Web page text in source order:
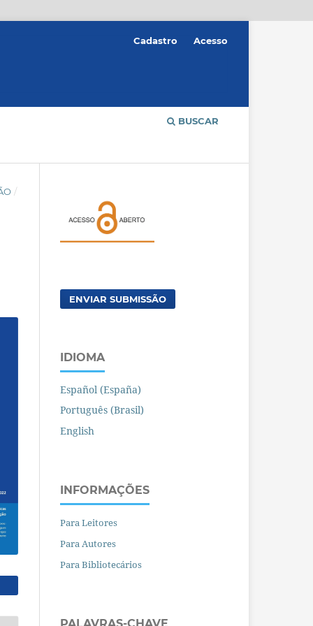
BUSCAR
Cadastro Acesso
/
ENVIAR SUBMISSÃO
IDIOMA
Español (España)
Português (Brasil)
English
INFORMAÇÕES
Para Leitores
Para Autores
Para Bibliotecários